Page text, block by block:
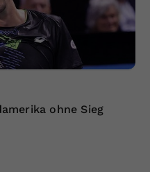
ohne Sieg